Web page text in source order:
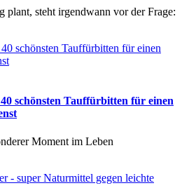
plant, steht irgendwann vor der Frage:
schönsten Tauffürbitten für einen
Moment im Leben